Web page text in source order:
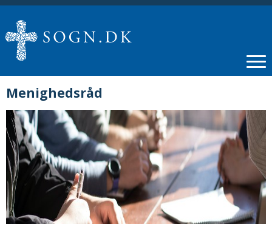
Menighedsråd